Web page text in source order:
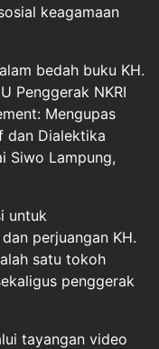
keagamaan
bedah buku KH.
Penggerak NKRI
Mengupas
dan Dialektika
Siwo Lampung,
untuk
perjuangan KH.
satu tokoh
penggerak
tayangan video